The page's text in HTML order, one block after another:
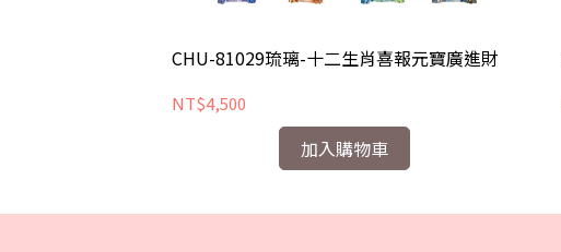
CHU-81029琉璃-十二生肖喜報元寶廣進財
NT$4,500
加入購物車